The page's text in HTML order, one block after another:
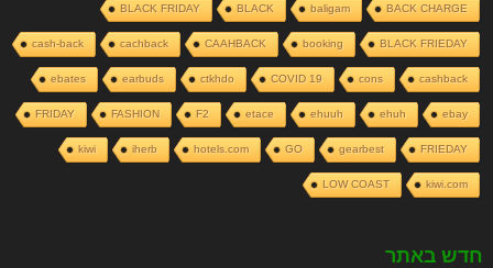
BACK CHARGE
baligam
BLACK
BLACK FRIDAY
BLACK FRIEDAY
booking
CAAHBACK
cachback
cash-back
cashback
cons
COVID 19
ctkhdo
earbuds
ebates
ebay
ehuh
ehuuh
etace
F2
FASHION
FRIDAY
FRIEDAY
gearbest
GO
hotels.com
iherb
kiwi
kiwi.com
LOW COAST
חדש באתר